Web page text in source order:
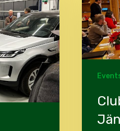
GV
–
Jänner
2024